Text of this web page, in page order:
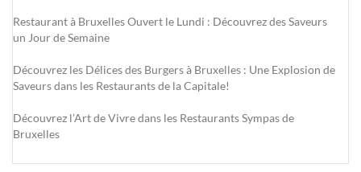
Restaurant à Bruxelles Ouvert le Lundi : Découvrez des Saveurs
un Jour de Semaine
Découvrez les Délices des Burgers à Bruxelles : Une Explosion de
Saveurs dans les Restaurants de la Capitale!
Découvrez l’Art de Vivre dans les Restaurants Sympas de
Bruxelles